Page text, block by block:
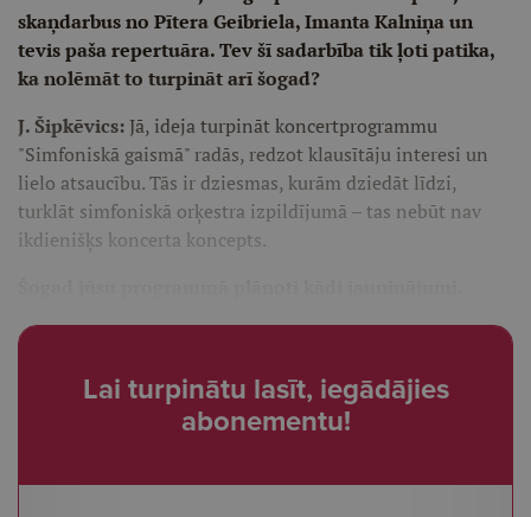
skaņdarbus no Pītera Geibriela, Imanta Kalniņa un
tevis paša repertuāra. Tev šī sadarbība tik ļoti patika,
ka nolēmāt to turpināt arī šogad?
J. Šipkēvics: Jā, ideja turpināt koncertprogrammu
"Simfoniskā gaismā" radās, redzot klausītāju interesi un
lielo atsaucību. Tās ir dziesmas, kurām dziedāt līdzi,
turklāt simfoniskā orķestra izpildījumā – tas nebūt nav
ikdienišķs koncerta koncepts.
Lai turpinātu lasīt, iegādājies
abonementu!